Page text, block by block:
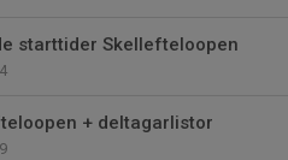
starttider Skellefteloopen
+ deltagarlistor